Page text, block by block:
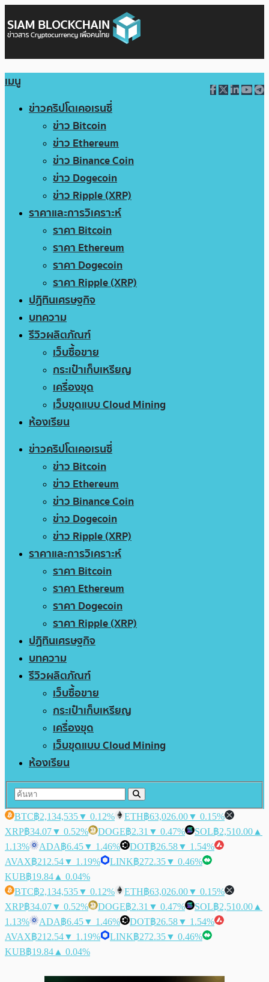
เมนู
ข่าวคริปโตเคอเรนซี่
ข่าว Bitcoin
ข่าว Ethereum
ข่าว Binance Coin
ข่าว Dogecoin
ข่าว Ripple (XRP)
ราคาและการวิเคราะห์
ราคา Bitcoin
ราคา Ethereum
ราคา Dogecoin
ราคา Ripple (XRP)
ปฏิทินเศรษฐกิจ
บทความ
รีวิวผลิตภัณฑ์
เว็บซื้อขาย
กระเป๋าเก็บเหรียญ
เครื่องขุด
เว็บขุดแบบ Cloud Mining
ห้องเรียน
ข่าวคริปโตเคอเรนซี่
ข่าว Bitcoin
ข่าว Ethereum
ข่าว Binance Coin
ข่าว Dogecoin
ข่าว Ripple (XRP)
ราคาและการวิเคราะห์
ราคา Bitcoin
ราคา Ethereum
ราคา Dogecoin
ราคา Ripple (XRP)
ปฏิทินเศรษฐกิจ
บทความ
รีวิวผลิตภัณฑ์
เว็บซื้อขาย
กระเป๋าเก็บเหรียญ
เครื่องขุด
เว็บขุดแบบ Cloud Mining
ห้องเรียน
BTC฿2,134,535▼ 0.12% ETH฿63,026.00▼ 0.15%
XRP฿34.07▼ 0.52% DOGE฿2.31 ▼ 0.47% SOL฿2,510.00 ▲
1.13%
ADA฿6.45▼ 1.46% DOT฿26.58▼ 1.54%
AVAX฿212.54▼ 1.19% LINK฿272.35▼ 0.46%
KUB฿19.84 ▲ 0.04%
BTC฿2,134,535▼ 0.12% ETH฿63,026.00▼ 0.15%
XRP฿34.07▼ 0.52% DOGE฿2.31 ▼ 0.47% SOL฿2,510.00 ▲
1.13%
ADA฿6.45▼ 1.46% DOT฿26.58▼ 1.54%
AVAX฿212.54▼ 1.19% LINK฿272.35▼ 0.46%
KUB฿19.84 ▲ 0.04%